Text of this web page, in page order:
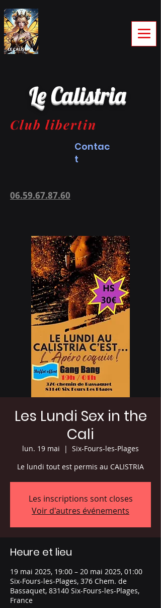
Le Calistria
Club libertin
Contac
t
06.59.67.87.60
Les Lundi Sex in the
Cali
lun. 19 mai
  |
Six-Fours-les-Plages
Le lundi tout est permis au CALISTRIA
Les inscriptions sont closes
Voir d'autres événements
Heure et lieu
19 mai 2025, 19:00 – 20 mai 2025, 01:00
Six-Fours-les-Plages, 376 Chem. de
Bassaquet, 83140 Six-Fours-les-Plages,
France